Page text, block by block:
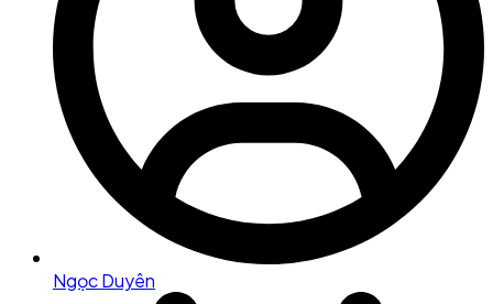
Ngọc Duyên